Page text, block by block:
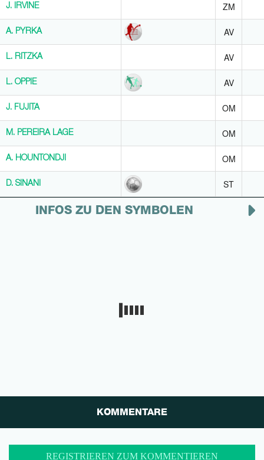
J. IRVINE ZM
A. PYRKA AV
L. RITZKA AV
L. OPPIE AV
J. FUJITA OM
M. PEREIRA LAGE OM
A. HOUNTONDJI OM
D. SINANI ST
J. IRVINE
A. PYRKA
L. RITZKA
L. OPPIE
J. FUJITA
M. PEREIRA LAGE
A. HOUNTONDJI
D. SINANI
INFOS ZU DEN SYMBOLEN
KOMMENTARE
REGISTRIEREN ZUM KOMMENTIEREN